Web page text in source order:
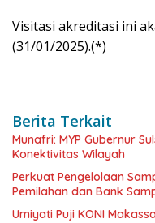
Visitasi akreditasi ini
(31/01/2025).(*)
Berita Terkait
Munafri: MYP Gubernur
Konektivitas Wilayah
Perkuat Pengelolaan
Pemilahan dan Bank
Umiyati Puji KONI